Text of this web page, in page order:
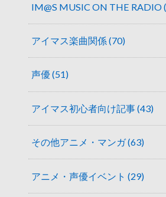
IM@S MUSIC ON THE RADIO
アイマス楽曲関係(70)
声優(51)
アイマス初心者向け記事(43)
その他アニメ・マンガ(63)
アニメ・声優イベント (29)